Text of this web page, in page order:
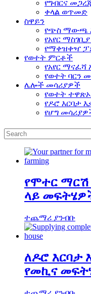
የግብርና
ቀላል ወጥመድ
ስዋይን
የጭስ ማውጫ
የአየር
የማቀዝቀዣ
የወተት ምርቶች
የአየር ማናፈሻ
የወተት ባርን
ሌሎች መሳሪያዎች
የወተት
የዶሮ እርባታ
የሆግ
የሞተር ማርሽ
ላይ
ተጨማሪ ያንብቡ
ለዶሮ እርባታ
የመኪና